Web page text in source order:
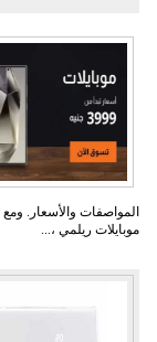
المواصفات والأسعار. ومع
موبايلات ريلمي ،...